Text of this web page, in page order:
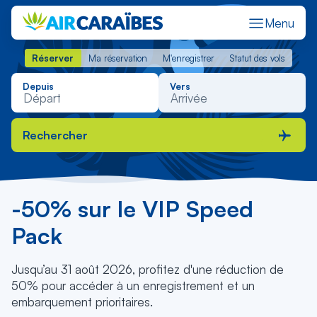
Menu
Réserver Ma réservation M'enregistrer Statut des vols
Réserver Ma réservation M'enregistrer Statut des vols
Depuis Vers
Rechercher
-50% sur le VIP Speed
Pack
Jusqu’au 31 août 2026, profitez d'une réduction de
50% pour accéder à un enregistrement et un
embarquement prioritaires.